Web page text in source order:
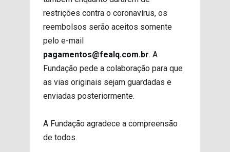
restrições contra o coronavírus, os
reembolsos serão aceitos somente
pelo e-mail
pagamentos@fealq.com.br. A
Fundação pede a colaboração para que
as vias originais sejam guardadas e
enviadas posteriormente.
A Fundação agradece a compreensão
de todos.